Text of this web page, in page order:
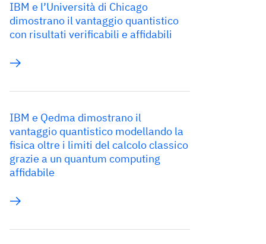
IBM e l’Università di Chicago
dimostrano il vantaggio quantistico
con risultati verificabili e affidabili
IBM e Qedma dimostrano il
vantaggio quantistico modellando la
fisica oltre i limiti del calcolo classico
grazie a un quantum computing
affidabile